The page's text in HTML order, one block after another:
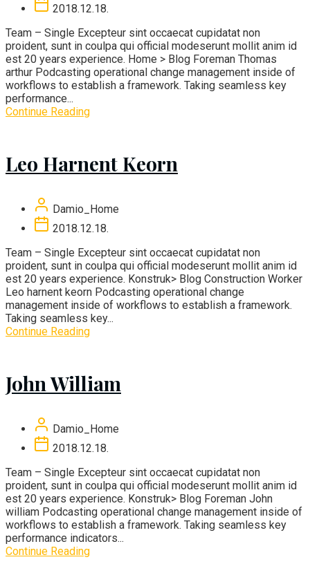
2018.12.18.
Team – Single Excepteur sint occaecat cupidatat non
proident, sunt in coulpa qui official modeserunt mollit anim id
est 20 years experience. Home > Blog Foreman Thomas
arthur Podcasting operational change management inside of
workflows to establish a framework. Taking seamless key
performance...
Continue Reading
Leo Harnent Keorn
Damio_Home
2018.12.18.
Team – Single Excepteur sint occaecat cupidatat non
proident, sunt in coulpa qui official modeserunt mollit anim id
est 20 years experience. Konstruk> Blog Construction Worker
Leo harnent keorn Podcasting operational change
management inside of workflows to establish a framework.
Taking seamless key...
Continue Reading
John William
Damio_Home
2018.12.18.
Team – Single Excepteur sint occaecat cupidatat non
proident, sunt in coulpa qui official modeserunt mollit anim id
est 20 years experience. Konstruk> Blog Foreman John
william Podcasting operational change management inside of
workflows to establish a framework. Taking seamless key
performance indicators...
Continue Reading